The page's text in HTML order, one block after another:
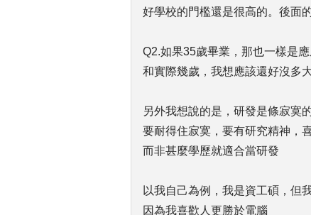
好學校的門檻還是很高的。後面
Q2.如果35歲畢業，那也一樣是應
和實際幾歲，我想應該還好沒多
另外我想說的是，研發是條寂寞
要耐得住寂寞，要有研究精神，
而非甚麼學歷就適合當研發
以我自己為例，我是資工碩，但
因為我喜歡人更勝於電腦